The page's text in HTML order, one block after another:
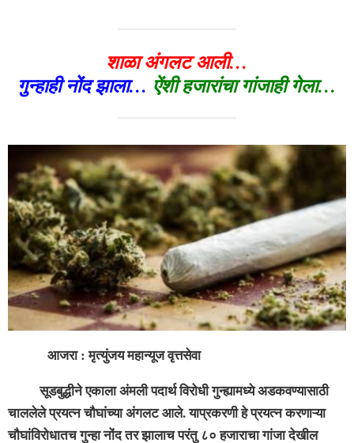
शाळा अंगलट आली…
गुन्हाही नोंद झाला… ऐंशी हजारांचा गांजाही गेला…
आजरा : मृत्युंजय महान्यूज वृत्तसेवा
सूडबुद्धीने एकाला अंमली पदार्थ विरोधी गुन्ह्यामध्ये अडकवण्यासाठी
चाललेले प्रयत्न चौघांच्या अंगलट आले. याप्रकरणी हे प्रयत्न करणाऱ्या
चौघांविरोधातच गुन्हा नोंद तर झालाच परंतु ८० हजाराचा गांजा देखील